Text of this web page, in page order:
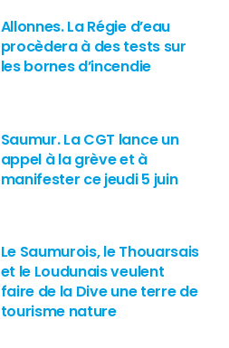
Allonnes. La Régie d’eau
procèdera à des tests sur
les bornes d’incendie
Saumur. La CGT lance un
appel à la grève et à
manifester ce jeudi 5 juin
Le Saumurois, le Thouarsais
et le Loudunais veulent
faire de la Dive une terre de
tourisme nature